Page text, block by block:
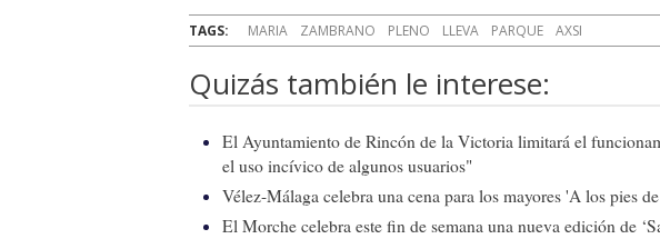
TAGS: MARIA ZAMBRANO PLENO LLEVA PARQUE AXSI
Quizás también le interese:
El Ayuntamiento de Rincón de la Victoria limitará el
el uso incívico de algunos usuarios"
Vélez-Málaga celebra una cena para los mayores 'A los pies
El Morche celebra este fin de semana una nueva edición de